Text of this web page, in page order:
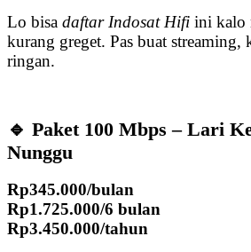
Lo bisa daftar Indosat Hifi ini kalo
kurang greget. Pas buat streaming,
ringan.
🔹 Paket 100 Mbps – Lari
Nunggu
Rp345.000/bulan
Rp1.725.000/6 bulan
Rp3.450.000/tahun